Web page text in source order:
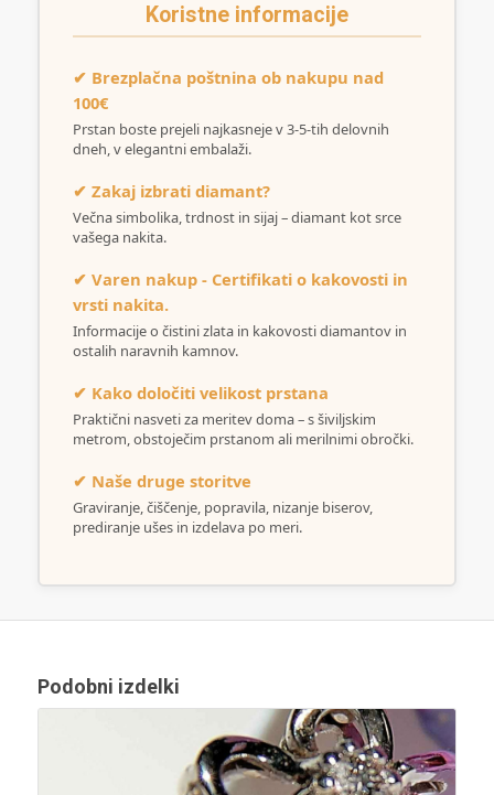
Koristne informacije
✔ Brezplačna poštnina ob nakupu nad
100€
Prstan boste prejeli najkasneje v 3-5-tih delovnih
dneh, v elegantni embalaži.
✔ Zakaj izbrati diamant?
Večna simbolika, trdnost in sijaj – diamant kot srce
vašega nakita.
✔ Varen nakup - Certifikati o kakovosti in
vrsti nakita.
Informacije o čistini zlata in kakovosti diamantov in
ostalih naravnih kamnov.
✔ Kako določiti velikost prstana
Praktični nasveti za meritev doma – s šiviljskim
metrom, obstoječim prstanom ali merilnimi obročki.
✔ Naše druge storitve
Graviranje, čiščenje, popravila, nizanje biserov,
prediranje ušes in izdelava po meri.
Podobni izdelki